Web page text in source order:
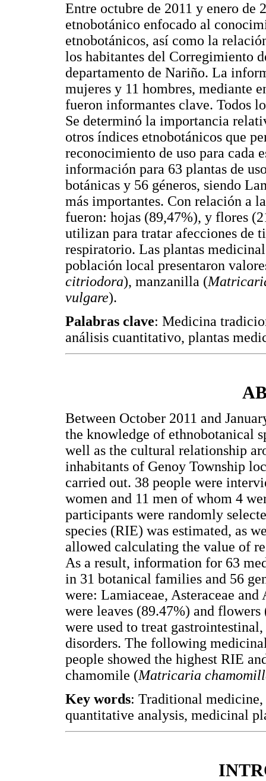
Entre octubre de 2011 y enero de
etnobotánico enfocado al
etnobotánicos, así como la
los habitantes del Corregimiento
departamento de Nariño. La
mujeres y 11 hombres, mediante
fueron informantes clave. Todos
Se determinó la importancia
otros índices etnobotánicos que
reconocimiento de uso para cada
información para 63 plantas de
botánicas y 56 géneros, siendo
más importantes. Con relación a
fueron: hojas (89,47%), y flores
utilizan para tratar afecciones de
respiratorio. Las plantas
población local presentaron
citriodora), manzanilla (
vulgare).
Palabras clave: Medicina
análisis cuantitativo, plantas
Between October 2011 and
the knowledge of ethnobotanical
well as the cultural relationship
inhabitants of Genoy Township
carried out. 38 people were
women and 11 men of whom 4
participants were randomly
species (RIE) was estimated, as
allowed calculating the value of
As a result, information for 63
in 31 botanical families and 56
were: Lamiaceae, Asteraceae
were leaves (89.47%) and
were used to treat
disorders. The following
people showed the highest RIE
chamomile (Matricaria
Key words: Traditional
quantitative analysis, medicinal